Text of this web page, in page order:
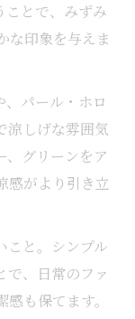
ことで、みずみ
な印象を与えま
パール・ホロ
涼しげな雰囲気
、グリーンをア
感がより引き立
こと。シンプル
で、日常のファ
も保てます。